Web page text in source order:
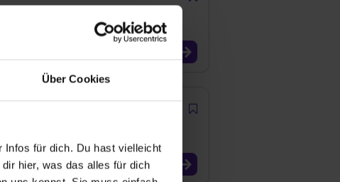
Über Cookies
Infos für dich. Du hast vielleicht
hier, was das alles für dich
for Business"